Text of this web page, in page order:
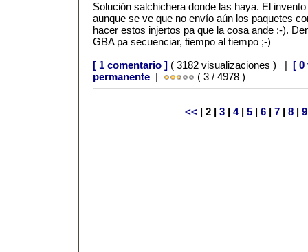
Solución salchichera donde las haya. El
aunque se ve que no envío aún los paquetes
hacer estos injertos pa que la cosa ande :-).
GBA pa secuenciar, tiempo al tiempo ;-)
[ 1 comentario ] ( 3182 visualizaciones ) | [ 0
permanente | ( 3 / 4978 )
<< | 2 | 3 | 4| 5 | 6 | 7 | 8 | 9